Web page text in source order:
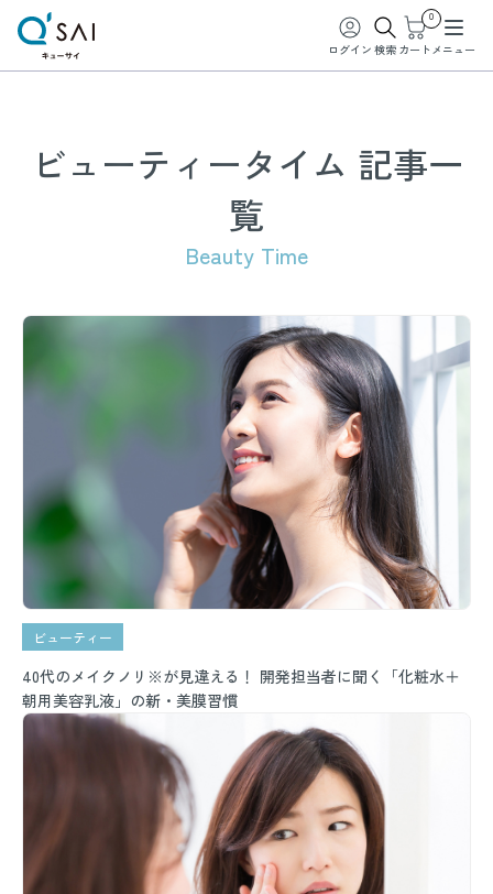
ログイン 検索
0
カート メニュー
ビューティータイム 記事一
覧
Beauty Time
ビューティー
40代のメイクノリ※が見違える！ 開発担当者に聞く「化粧水＋
朝用美容乳液」の新・美膜習慣